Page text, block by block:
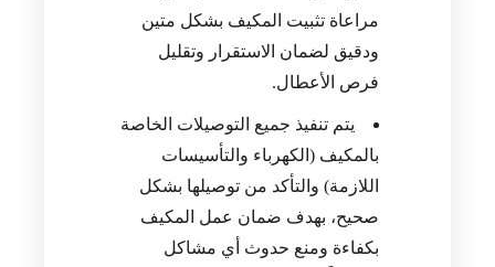
مراعاة تثبيت المكيف بشكل متين
ودقيق لضمان الاستقرار وتقليل
فرص الأعطال.
يتم تنفيذ جميع التوصيلات الخاصة
بالمكيف (الكهرباء والتأسيسات
اللازمة) والتأكد من توصيلها بشكل
صحيح، بهدف ضمان عمل المكيف
بكفاءة ومنع حدوث أي مشاكل